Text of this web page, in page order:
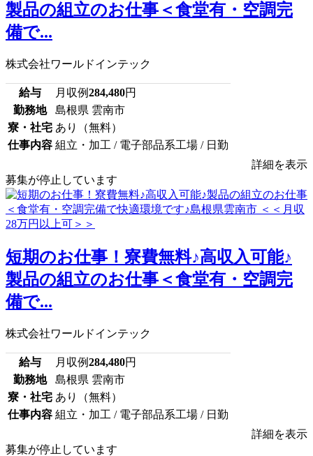
製品の組立のお仕事＜食堂有・空調完
備で...
株式会社ワールドインテック
給与 月収例284,480円
勤務地
島根県 雲南市
寮・社宅 あり（無料）
仕事内容 組立・加工 / 電子部品系工場 / 日勤
詳細を表示
募集が停止しています
短期のお仕事！寮費無料♪高収入可能♪
製品の組立のお仕事＜食堂有・空調完
備で...
株式会社ワールドインテック
給与 月収例284,480円
勤務地
島根県 雲南市
寮・社宅 あり（無料）
仕事内容 組立・加工 / 電子部品系工場 / 日勤
詳細を表示
募集が停止しています